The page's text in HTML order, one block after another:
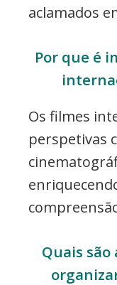
aclamados
Por que é
Os filmes
perspetivas
Quais